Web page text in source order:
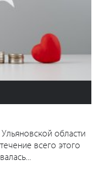
области
всего этого